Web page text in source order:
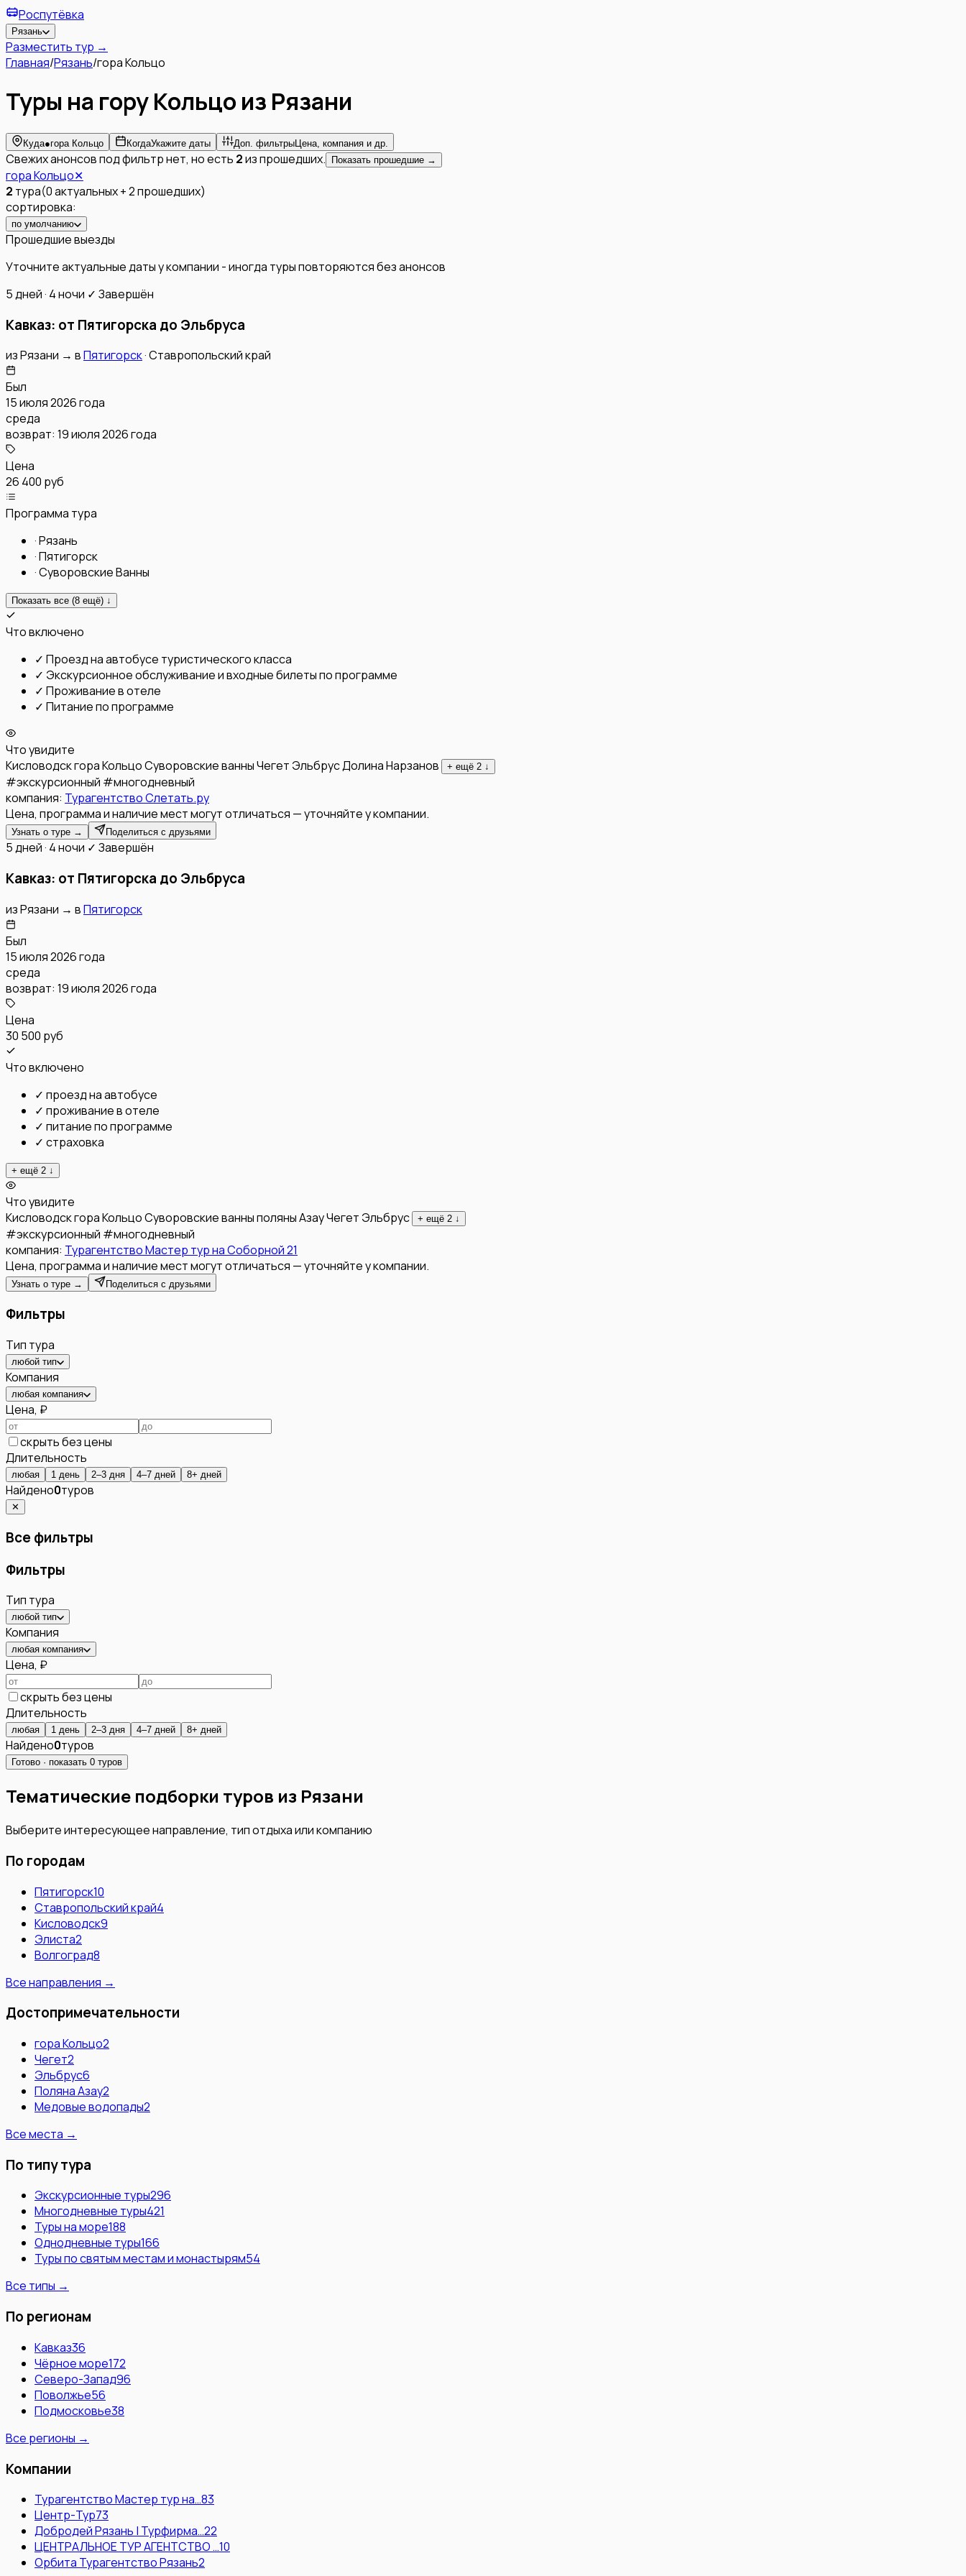
Роспутёвка
Рязань
Разместить тур →
Главная/Рязань/гора Кольцо
Туры на гору Кольцо из Рязани
Куда●гора Кольцо КогдаУкажите даты Доп. фильтры Цена, компания и др.
Свежих анонсов под фильтр нет, но есть 2из прошедших. Показать прошедшие →
гора Кольцо✕
2 тура(0актуальных+2прошедших)
сортировка:
по умолчанию
Прошедшие выезды
Уточните актуальные даты у компании - иногда туры повторяются без анонсов
5 дней · 4 ночи ✓ Завершён
Кавказ: от Пятигорска до Эльбруса
изРязани → вПятигорск·Ставропольский край
Был
15 июля 2026 года
среда
возврат: 19 июля 2026 года
Цена
26 400 руб
Программа тура
·Рязань
·Пятигорск
·Суворовские Ванны
Показать все (8 ещё) ↓
Что включено
✓ Проезд на автобусе туристического класса
✓ Экскурсионное обслуживание и входные билеты по программе
✓ Проживание в отеле
✓ Питание по программе
Что увидите
Кисловодскгора КольцоСуворовские ванныЧегет ЭльбрусДолина Нарзанов + ещё 2 ↓
#экскурсионный #многодневный
компания: Турагентство Слетать.ру
Цена, программа и наличие мест могут отличаться — уточняйте у компании.
Узнать о туре → Поделиться с друзьями
5 дней · 4 ночи ✓ Завершён
Кавказ: от Пятигорска до Эльбруса
изРязани → вПятигорск
Был
15 июля 2026 года
среда
возврат: 19 июля 2026 года
Цена
30 500 руб
Что включено
✓ проезд на автобусе
✓ проживание в отеле
✓ питание по программе
✓ страховка
+ ещё 2 ↓
Что увидите
Кисловодскгора КольцоСуворовские ванныполяны АзауЧегет Эльбрус + ещё 2 ↓
#экскурсионный #многодневный
компания: Турагентство Мастер тур на Соборной 21
Цена, программа и наличие мест могут отличаться — уточняйте у компании.
Узнать о туре → Поделиться с друзьями
Фильтры
Тип тура
любой тип
Компания
любая компания
Цена, ₽
скрыть без цены
Длительность
любая 1 день 2–3 дня 4–7 дней 8+ дней
Найдено0туров
✕
Все фильтры
Фильтры
Тип тура
любой тип
Компания
любая компания
Цена, ₽
скрыть без цены
Длительность
любая 1 день 2–3 дня 4–7 дней 8+ дней
Найдено0туров
Готово · показать 0 туров
Тематические подборки туров из Рязани
Выберите интересующее направление, тип отдыха или компанию
По городам
Пятигорск10
Ставропольский край4
Кисловодск9
Элиста2
Волгоград8
Все направления →
Достопримечательности
гора Кольцо2
Чегет2
Эльбрус6
Поляна Азау2
Медовые водопады2
Все места →
По типу тура
Экскурсионные туры296
Многодневные туры421
Туры на море188
Однодневные туры166
Туры по святым местам и монастырям54
Все типы →
По регионам
Кавказ36
Чёрное море172
Северо-Запад96
Поволжье56
Подмосковье38
Все регионы →
Компании
Турагентство Мастер тур на…83
Центр-Тур73
Добродей Рязань | Турфирма…22
ЦЕНТРАЛЬНОЕ ТУР АГЕНТСТВО …10
Орбита Турагентство Рязань2